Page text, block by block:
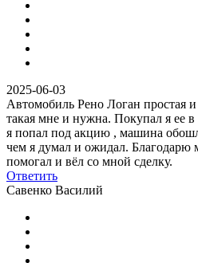
2025-06-03
Автомобиль Рено Логан простая
такая мне и нужна. Покупал я ее
я попал под акцию , машина
чем я думал и ожидал. Благодарю
помогал и вёл со мной сделку.
Ответить
Савенко Василий